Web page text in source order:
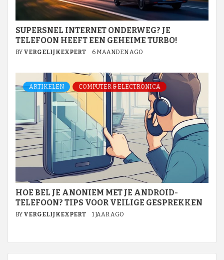
SUPERSNEL INTERNET ONDERWEG? JE
TELEFOON HEEFT EEN GEHEIME TURBO!
BY VERGELIJKEXPERT 6 MAANDEN AGO
ARTIKELEN COMPUTER & ELECTRONICA
HOE BEL JE ANONIEM MET JE ANDROID-
TELEFOON? TIPS VOOR VEILIGE GESPREKKEN
BY VERGELIJKEXPERT 1 JAAR AGO